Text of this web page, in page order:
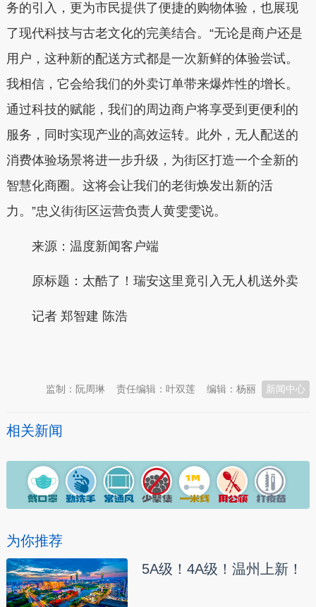
务的引入，更为市民提供了便捷的购物体验，也展现
了现代科技与古老文化的完美结合。 “无论是商户还是
用户，这种新的配送方式都是一次新鲜的体验尝试。
我相信，它会给我们的外卖订单带来爆炸性的增长。
通过科技的赋能，我们的周边商户将享受到更便利的
服务，同时实现产业的高效运转。此外，无人配送的
消费体验场景将进一步升级，为街区打造一个全新的
智慧化商圈。这将会让我们的老街焕发出新的活
力。”忠义街街区运营负责人黄雯雯说。
来源：温度新闻客户端
原标题：太酷了！瑞安这里竟引入无人机送外卖
记者 郑智建 陈浩
新闻中心
编辑：杨丽
责任编辑：叶双莲
监制：阮周琳
相关新闻
为你推荐
5A级！4A级！温州上新！